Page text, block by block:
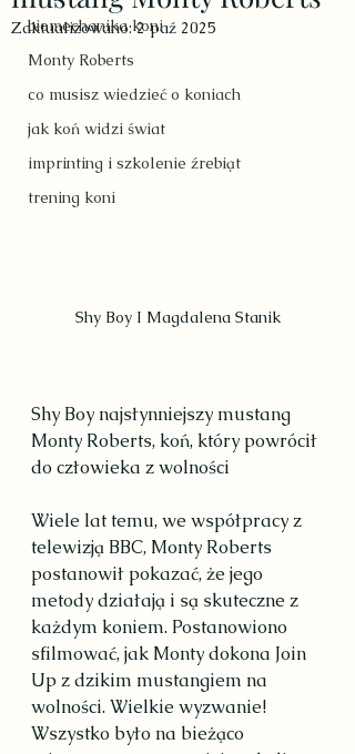
biomechanika koni
Monty Roberts
co musisz wiedzieć o koniach
jak koń widzi świat
imprinting i szkolenie źrebiąt
trening koni
Zaktualizowano:2 paź 2025
Shy Boy I Magdalena Stanik
Shy Boy najsłynniejszy mustang
Monty Roberts, koń, który powrócił
do człowieka z wolności
Wiele lat temu, we współpracy z
telewizją BBC, Monty Roberts
postanowił pokazać, że jego
metody działają i są skuteczne z
każdym koniem. Postanowiono
sfilmować, jak Monty dokona Join
Up z dzikim mustangiem na
wolności. Wielkie wyzwanie!
Wszystko było na bieżąco